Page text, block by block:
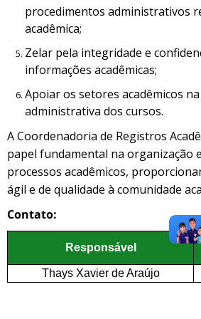
procedimentos administrativos
acadêmica;
Zelar pela integridade e
informações acadêmicas;
Apoiar os setores acadêmicos
administrativa dos cursos.
A Coordenadoria de Registros
papel fundamental na organização
processos acadêmicos,
ágil e de qualidade à comunidade
Contato:
Responsável
Thays Xavier de Araújo